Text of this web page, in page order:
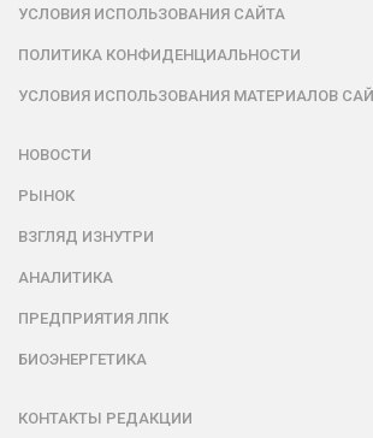
УСЛОВИЯ ИСПОЛЬЗОВАНИЯ САЙТА
ПОЛИТИКА КОНФИДЕНЦИАЛЬНОСТИ
УСЛОВИЯ ИСПОЛЬЗОВАНИЯ МАТЕРИАЛОВ
НОВОСТИ
РЫНОК
ВЗГЛЯД ИЗНУТРИ
АНАЛИТИКА
ПРЕДПРИЯТИЯ ЛПК
БИОЭНЕРГЕТИКА
КОНТАКТЫ РЕДАКЦИИ